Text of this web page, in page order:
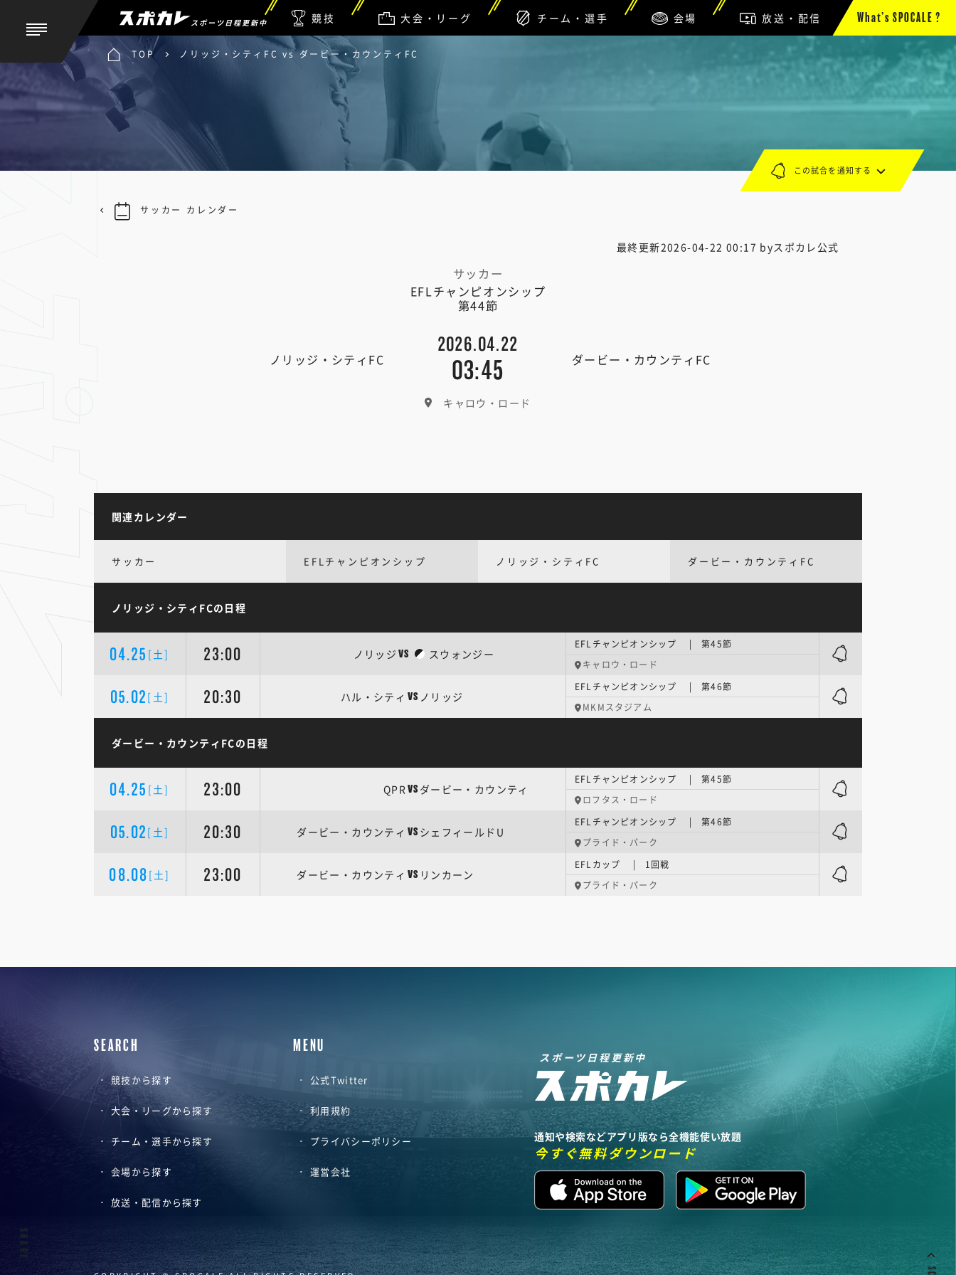
スポーツ日程更新中 競技 大会・リーグ チーム・選手 会場 放送・配信 What’s SPOCALE ?
TOP ノリッジ・シティFC vs ダービー・カウンティFC
最終更新2026-04-22 00:17 byスポカレ公式
サッカー
EFLチャンピオンシップ
第44節
ノリッジ・シティFC
2026.04.22
03:45 ダービー・カウンティFC
キャロウ・ロード
この試合を通知する
サッカー カレンダー
関連カレンダー
サッカー EFLチャンピオンシップ ノリッジ・シティFC ダービー・カウンティFC
ノリッジ・シティFCの日程
04.25 [土] 23:00 ノリッジ VS スウォンジー
EFLチャンピオンシップ | 第45節
キャロウ・ロード
05.02 [土] 20:30 ハル・シティ VS ノリッジ
EFLチャンピオンシップ | 第46節
MKMスタジアム
ダービー・カウンティFCの日程
04.25 [土] 23:00 QPRVS ダービー・カウンティ
EFLチャンピオンシップ | 第45節
ロフタス・ロード
05.02 [土] 20:30 ダービー・カウンティ VS シェフィールドU
EFLチャンピオンシップ | 第46節
プライド・パーク
08.08 [土] 23:00 ダービー・カウンティ VS リンカーン
EFLカップ | 1回戦
プライド・パーク
SEARCH
競技から探す
大会・リーグから探す
チーム・選手から探す
会場から探す
放送・配信から探す
MENU
公式Twitter
利用規約
プライバシーポリシー
運営会社
スポーツ日程更新中
通知や検索などアプリ版なら全機能使い放題
今すぐ無料ダウンロード
SHARE